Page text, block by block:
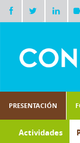
PRESENTACIÓN
Actividades